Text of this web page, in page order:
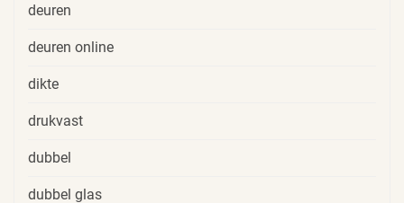
deuren
deuren online
dikte
drukvast
dubbel
dubbel glas